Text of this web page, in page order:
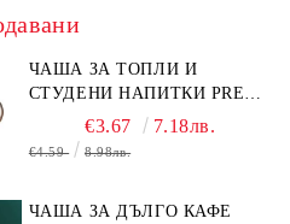
ЧАША ЗА ТОПЛИ И
СТУДЕНИ НАПИТКИ PRESS
ART 400 МЛ,
БОРОСИЛИКАТНО СТЪКЛО
€3.67 7.18лв.
€4.59 8.98лв.
ЧАША ЗА ДЪЛГО КАФЕ